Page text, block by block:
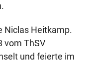
Niclas Heitkamp.
vom ThSV
und feierte im